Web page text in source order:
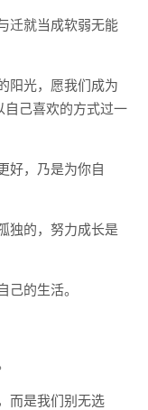
迁就当成软弱无能
阳光，愿我们成为
自己喜欢的方式过一
好，乃是为你自
独的，努力成长是
的生活。
而是我们别无选